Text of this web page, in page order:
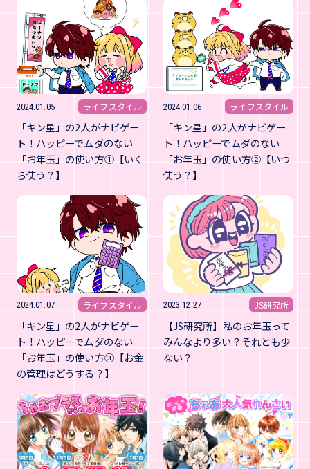
2024.01.05 ライフスタイル
「キン星」の2人がナビゲー
ト！ハッピーでムダのない
「お年玉」の使い方①【いく
ら使う？】
2024.01.06 ライフスタイル
「キン星」の2人がナビゲー
ト！ハッピーでムダのない
「お年玉」の使い方②【いつ
使う？】
2024.01.07 ライフスタイル
「キン星」の2人がナビゲー
ト！ハッピーでムダのない
「お年玉」の使い方③【お金
の管理はどうする？】
2023.12.27 JS研究所
【JS研究所】私のお年玉って
みんなより多い？それとも少
ない？